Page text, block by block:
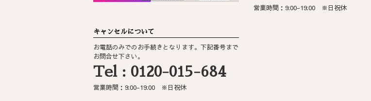
キャンセルについて
お電話のみでのお手続きとなります。下記番号まで
お問合せ下さい。
Tel : 0120-015-684
営業時間：9:00-19:00 ※日祝休
営業時間：9:00-19:00 ※日祝休